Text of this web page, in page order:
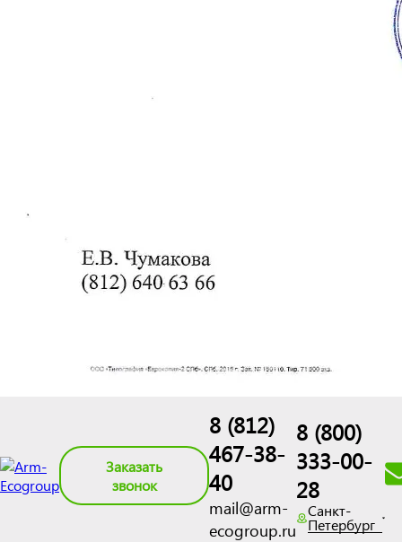
Заказать
звонок
8 (812)
467-38-
40
mail@arm-
ecogroup.ru
8 (800)
333-00-
28
Санкт-
Петербург